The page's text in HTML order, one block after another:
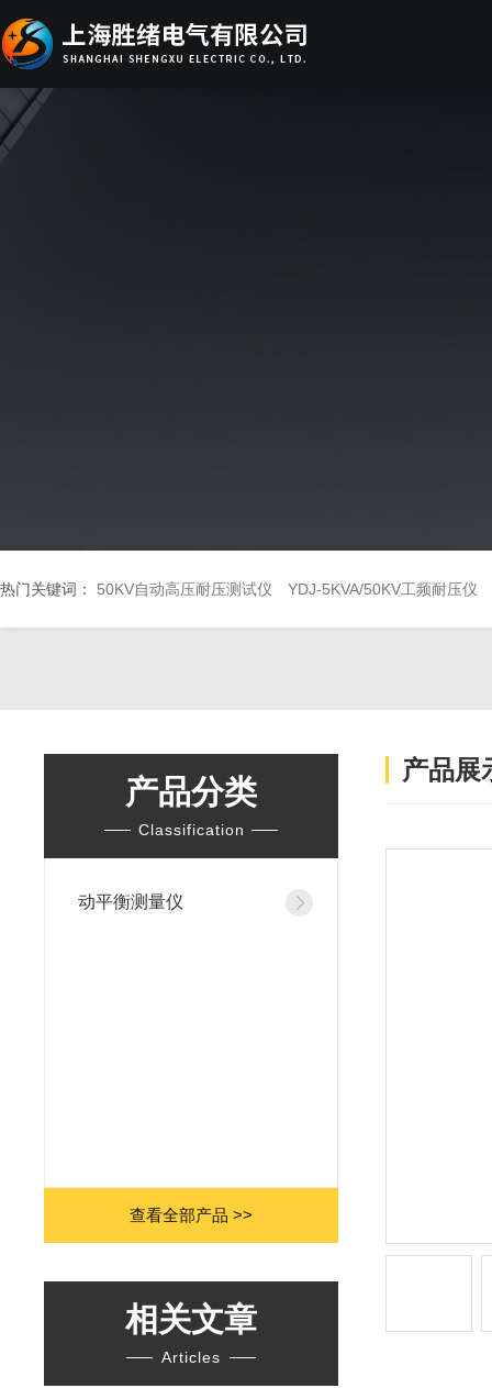
热门关键词： 50KV自动高压耐压测试仪 YDJ-5KVA/50KV工频耐压仪
产品分类
Classification
动平衡测量仪
查看全部产品 >>
相关文章
Articles
产品展